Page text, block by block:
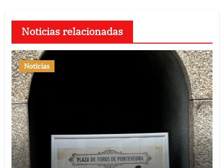
Noticias relacionadas
Noticias